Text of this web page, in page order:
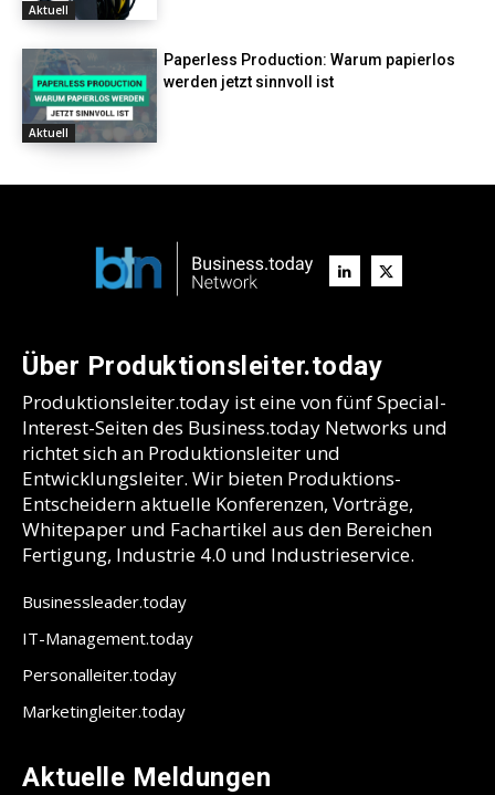
Aktuell
Aktuell
Paperless Production: Warum papierlos
werden jetzt sinnvoll ist
Über Produktionsleiter.today
Produktionsleiter.today ist eine von fünf Special-
Interest-Seiten des Business.today Networks und
richtet sich an Produktionsleiter und
Entwicklungsleiter. Wir bieten Produktions-
Entscheidern aktuelle Konferenzen, Vorträge,
Whitepaper und Fachartikel aus den Bereichen
Fertigung, Industrie 4.0 und Industrieservice.
Businessleader.today
IT-Management.today
Personalleiter.today
Marketingleiter.today
Aktuelle Meldungen